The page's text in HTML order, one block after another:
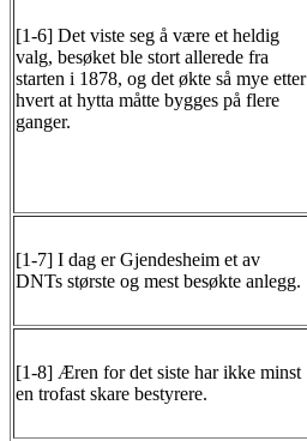
[1-6] Det viste seg å være et heldig
valg, besøket ble stort allerede fra
starten i 1878, og det økte så mye etter
hvert at hytta måtte bygges på flere
ganger.
[1-7] I dag er Gjendesheim et av
DNTs største og mest besøkte anlegg.
[1-8] Æren for det siste har ikke minst
en trofast skare bestyrere.